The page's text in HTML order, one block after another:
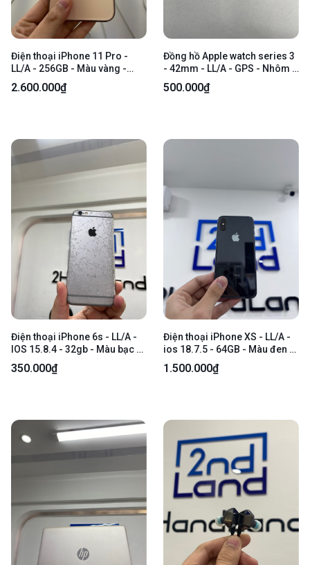
Điện thoại iPhone 11 Pro -
LL/A - 256GB - Màu vàng -
Ngoại hình: 97% - Màn sọc, hư
nút gạt bật tắt âm lượng, máy
2.600.000₫
Đồng hồ Apple watch series 3
- 42mm - LL/A - GPS - Nhôm -
Màu xám - Pin 83% - Ngoại
hình 96% - Màn trầy, sườn cấn
500.000₫
Điện thoại iPhone 6s - LL/A -
IOS 15.8.4 - 32gb - Màu bạc -
Pin thay 100% - Ngoại hình
95% - Trầy tróc nhiều, màn
Body - SẢN PHẨM LỖI KHÔNG
BẢO HÀNH
350.000₫
Điện thoại iPhone XS - LL/A -
ios 18.7.5 - 64GB - Màu đen -
Pin LKKXD báo dòng 100% -
Ngoại hình 97% - Bể lưng, mất
1.500.000₫